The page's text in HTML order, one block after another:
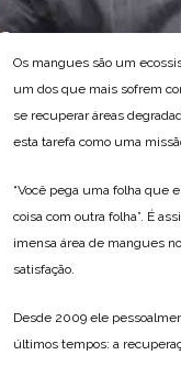
Os mangues são um
um dos que mais sofrem
se recuperar áreas
esta tarefa como uma
“Você pega uma folha que
coisa com outra folha”. É
imensa área de mangues
satisfação.
Desde 2009 ele
últimos tempos: a